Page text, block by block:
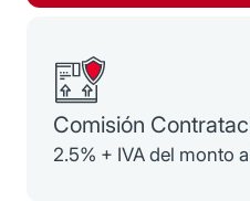
Comisión
2.5% + IVA del monto